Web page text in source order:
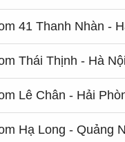
41 Thanh Nhàn -
Thái Thịnh - Hà
Lê Chân - Hải
Hạ Long - Quảng